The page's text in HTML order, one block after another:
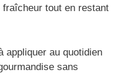
tout en restant
appliquer au quotidien
sans